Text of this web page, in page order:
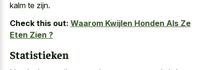
kalm te zijn.
Check this out: Waarom Kwijlen Honden Als Ze
Eten Zien ?
Statistieken